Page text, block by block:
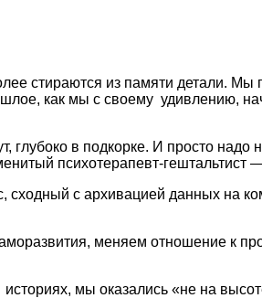
стираются из памяти детали.
как мы с своему удивлению,
глубоко в подкорке. И просто
психотерапевт-
сходный с архивацией данных на
меняем отношение к
мы оказались «не на